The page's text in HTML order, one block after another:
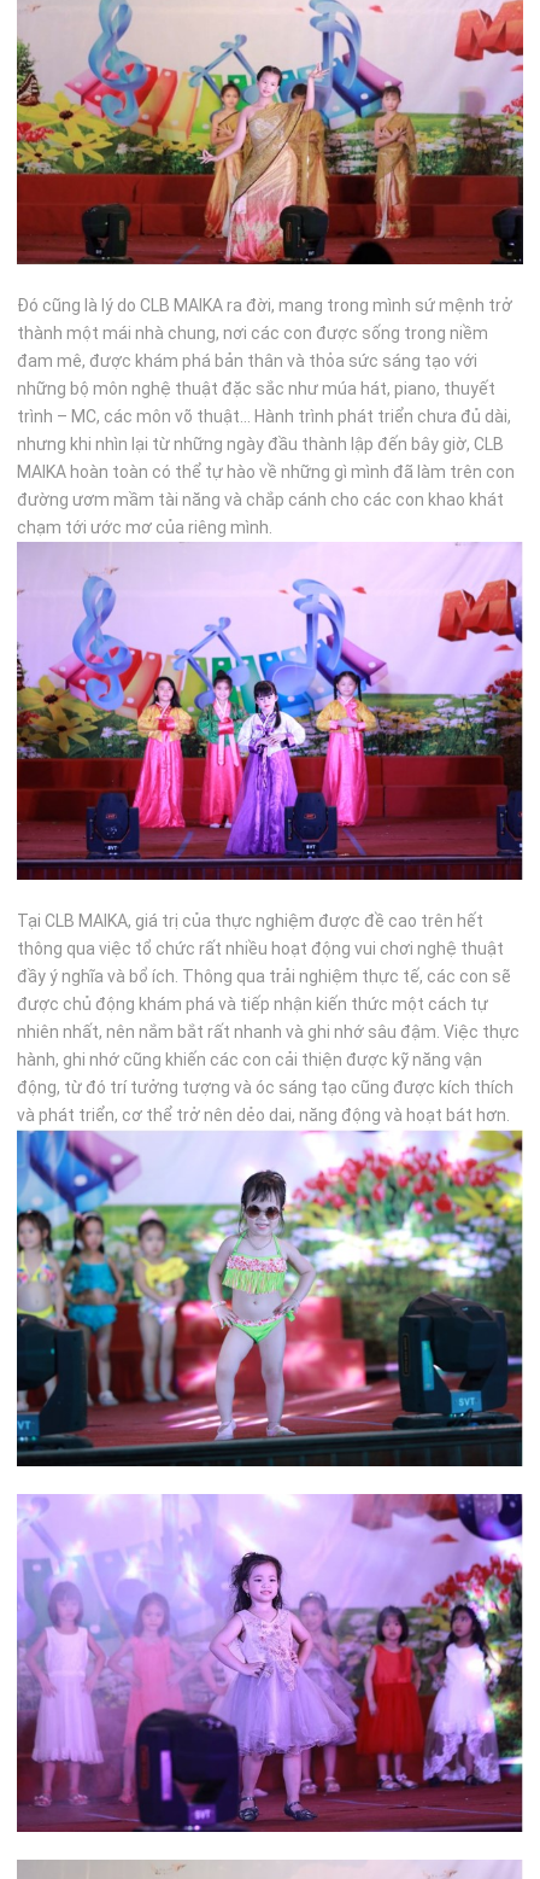
LIÊ
N
HỆ
Đó cũng là lý do CLB MAIKA ra đời, mang trong mình sứ mệnh trở
thành một mái nhà chung, nơi các con được sống trong niềm
đam mê, được khám phá bản thân và thỏa sức sáng tạo với
những bộ môn nghệ thuật đặc sắc như múa hát, piano, thuyết
trình – MC, các môn võ thuật… Hành trình phát triển chưa đủ dài,
nhưng khi nhìn lại từ những ngày đầu thành lập đến bây giờ, CLB
MAIKA hoàn toàn có thể tự hào về những gì mình đã làm trên con
đường ươm mầm tài năng và chắp cánh cho các con khao khát
chạm tới ước mơ của riêng mình.
Tại CLB MAIKA, giá trị của thực nghiệm được đề cao trên hết
thông qua việc tổ chức rất nhiều hoạt động vui chơi nghệ thuật
đầy ý nghĩa và bổ ích. Thông qua trải nghiệm thực tế, các con sẽ
được chủ động khám phá và tiếp nhận kiến thức một cách tự
nhiên nhất, nên nắm bắt rất nhanh và ghi nhớ sâu đậm. Việc thực
hành, ghi nhớ cũng khiến các con cải thiện được kỹ năng vận
động, từ đó trí tưởng tượng và óc sáng tạo cũng được kích thích
và phát triển, cơ thể trở nên dẻo dai, năng động và hoạt bát hơn.